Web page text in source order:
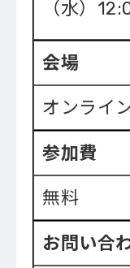
（水）
会場
オンライ
参加費
無料
お問い合